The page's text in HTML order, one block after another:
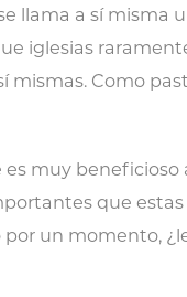
llama a sí misma
iglesias
mismas. Como
muy
que
un momento,